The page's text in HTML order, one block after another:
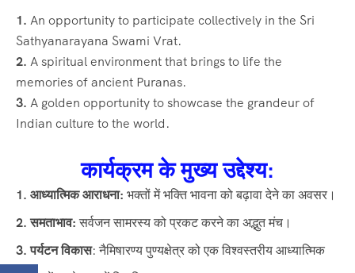
1. An opportunity to participate collectively in the Sri
Sathyanarayana Swami Vrat.
2. A spiritual environment that brings to life the
memories of ancient Puranas.
3. A golden opportunity to showcase the grandeur of
Indian culture to the world.
कार्यक्रम के मुख्य उद्देश्य:
1. आध्यात्मिक आराधना: भक्तों में भक्ति भावना को बढ़ावा देने का अवसर।
2. समताभाव:सर्वजन सामरस्य को प्रकट करने का अद्भुत मंच।
3. पर्यटन विकास: नैमिषारण्य पुण्यक्षेत्र को एक विश्वस्तरीय आध्यात्मिक